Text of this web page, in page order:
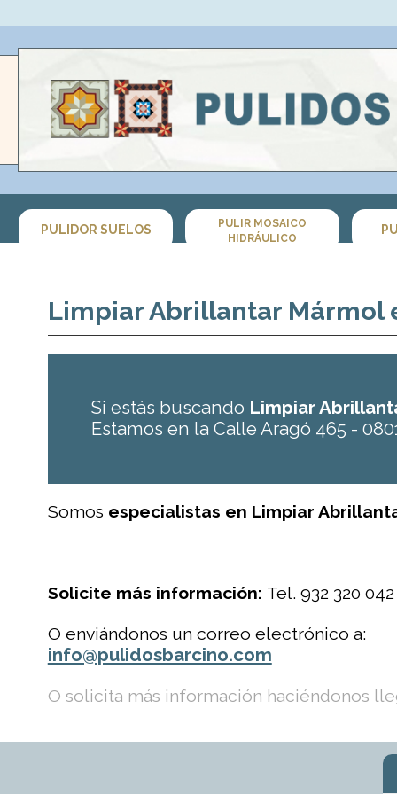
PULIDOR SUELOS
PULIR MOSAICO
HIDRÁULICO
Limpiar Abrillantar Mármol
Si estás buscando Limpiar
Estamos en la Calle Aragó 465 -
Somos especialistas en Limpiar
Solicite más información: Tel. 932 320
O enviándonos un correo electrónico a:
info@pulidosbarcino.com
O solicita más información haciéndonos